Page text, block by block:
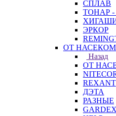
СПЛАВ
ТОНАР -
ЭРКОР
ОТ
Назад
ОТ
REXANT
ДЭТА
РАЗНЫЕ